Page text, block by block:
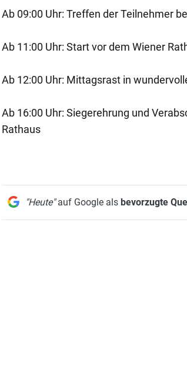
Ab 09:00 Uhr: Treffen der Teilnehmer
Ab 11:00 Uhr: Start vor dem Wiener
Ab 12:00 Uhr: Mittagsrast in
Ab 16:00 Uhr: Siegerehrung und
Rathaus
"Heute"auf Google als bevorzugte